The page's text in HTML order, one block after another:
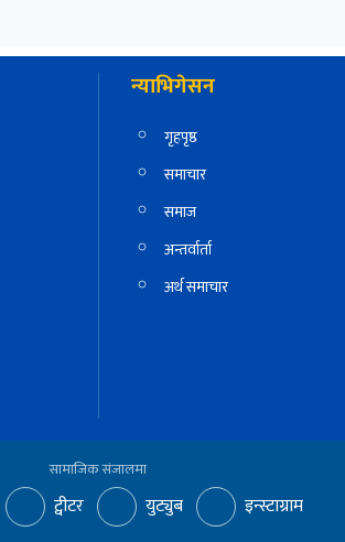
न्याभिगेसन
गृहपृष्ठ
समाचार
समाज
अन्तर्वार्ता
अर्थ समाचार
सामाजिक संजालमा
ट्वीटर युट्युब इन्स्टाग्राम